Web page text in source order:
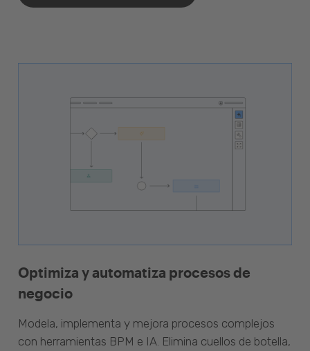
Optimiza y automatiza procesos de
negocio
Modela, implementa y mejora procesos complejos
con herramientas BPM e IA. Elimina cuellos de botella,